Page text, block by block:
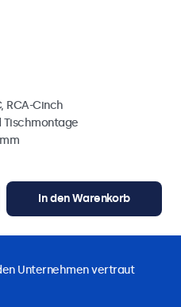
RCA-Cinch
Tischmontage
In den Warenkorb
Unternehmen vertraut